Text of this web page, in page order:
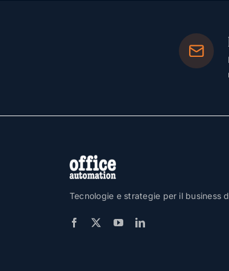
Tecnologie e strategie per il business